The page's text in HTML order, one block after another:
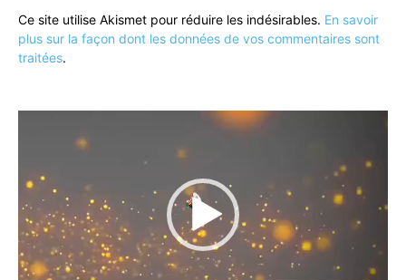
Ce site utilise Akismet pour réduire les indésirables. En savoir
plus sur la façon dont les données de vos commentaires sont
traitées.